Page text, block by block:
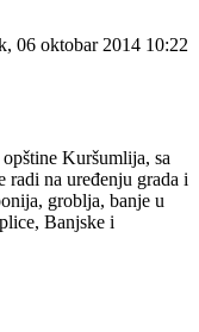
06 oktobar 2014 10:22
Kuršumlija, sa
na uređenju grada i
groblja, banje u
Banjske i